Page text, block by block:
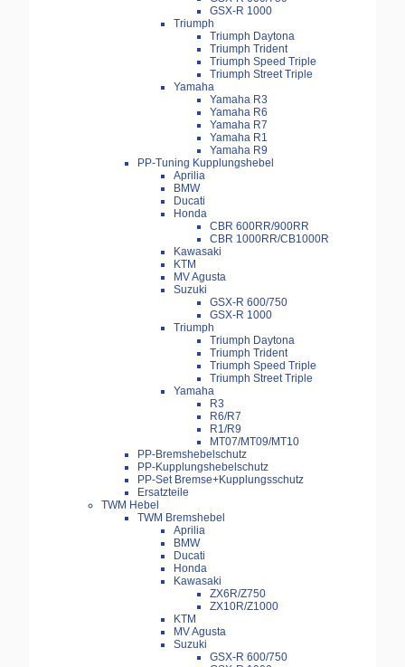
GSX-R 1000
Triumph
Triumph Daytona
Triumph Trident
Triumph Speed Triple
Triumph Street Triple
Yamaha
Yamaha R3
Yamaha R6
Yamaha R7
Yamaha R1
Yamaha R9
PP-Tuning Kupplungshebel
Aprilia
BMW
Ducati
Honda
CBR 600RR/900RR
CBR 1000RR/CB1000R
Kawasaki
KTM
MV Agusta
Suzuki
GSX-R 600/750
GSX-R 1000
Triumph
Triumph Daytona
Triumph Trident
Triumph Speed Triple
Triumph Street Triple
Yamaha
R3
R6/R7
R1/R9
MT07/MT09/MT10
PP-Bremshebelschutz
PP-Kupplungshebelschutz
PP-Set Bremse+Kupplungsschutz
Ersatzteile
TWM Hebel
TWM Bremshebel
Aprilia
BMW
Ducati
Honda
Kawasaki
ZX6R/Z750
ZX10R/Z1000
KTM
MV Agusta
Suzuki
GSX-R 600/750